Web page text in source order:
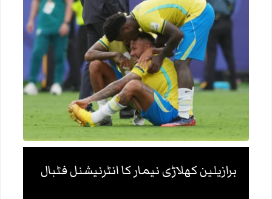
برازیلین کھلاڑی نیمار کا انٹرنیشنل فٹبال